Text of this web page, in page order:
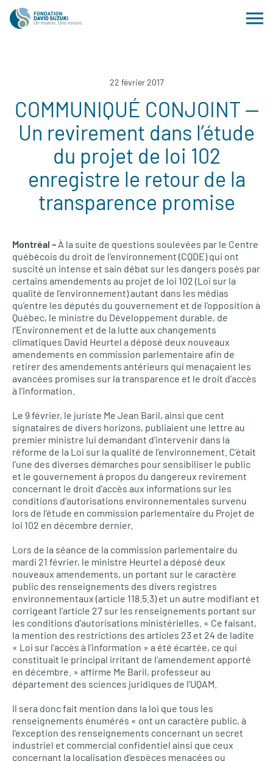
22 février 2017
COMMUNIQUÉ CONJOINT —
Un revirement dans l’étude
du projet de loi 102
enregistre le retour de la
transparence promise
Montréal – À la suite de questions soulevées par le Centre
québécois du droit de l’environnement (CQDE) qui ont
suscité un intense et sain débat sur les dangers posés par
certains amendements au projet de loi 102 (Loi sur la
qualité de l’environnement) autant dans les médias
qu’entre les députés du gouvernement et de l’opposition à
Québec, le ministre du Développement durable, de
l’Environnement et de la lutte aux changements
climatiques David Heurtel a déposé deux nouveaux
amendements en commission parlementaire afin de
retirer des amendements antérieurs qui menaçaient les
avancées promises sur la transparence et le droit d’accès
à l’information.
Le 9 février, le juriste Me Jean Baril, ainsi que cent
signataires de divers horizons, publiaient une lettre au
premier ministre lui demandant d’intervenir dans la
réforme de la Loi sur la qualité de l’environnement. C’était
l’une des diverses démarches pour sensibiliser le public
et le gouvernement à propos du dangereux revirement
concernant le droit d’accès aux informations sur les
conditions d’autorisations environnementales survenu
lors de l’étude en commission parlementaire du Projet de
loi 102 en décembre dernier.
Lors de la séance de la commission parlementaire du
mardi 21 février, le ministre Heurtel a déposé deux
nouveaux amendements, un portant sur le caractère
public des renseignements des divers registres
environnementaux (article 118.5.3) et un autre modifiant et
corrigeant l’article 27 sur les renseignements portant sur
les conditions d’autorisations ministérielles. « Ce faisant,
la mention des restrictions des articles 23 et 24 de ladite
« Loi sur l’accès à l’information » a été écartée, ce qui
constituait le principal irritant de l’amendement apporté
en décembre. » affirme Me Baril, professeur au
département des sciences juridiques de l’UQAM.
Il sera donc fait mention dans la loi que tous les
renseignements énumérés « ont un caractère public, à
l’exception des renseignements concernant un secret
industriel et commercial confidentiel ainsi que ceux
concernant la localisation d’espèces menacées ou